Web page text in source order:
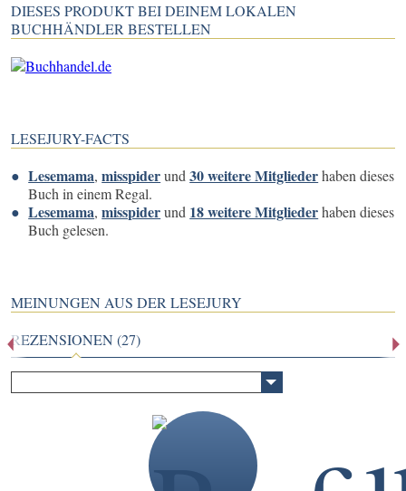
DIESES PRODUKT BEI DEINEM LOKALEN
BUCHHÄNDLER BESTELLEN
LESEJURY-FACTS
Lesemama,misspiderund30 weitere Mitgliederhaben dieses
Buch in einem Regal.
Lesemama,misspiderund 18 weitere Mitgliederhaben dieses
Buch gelesen.
MEINUNGEN AUS DER LESEJURY
REZENSIONEN (27)